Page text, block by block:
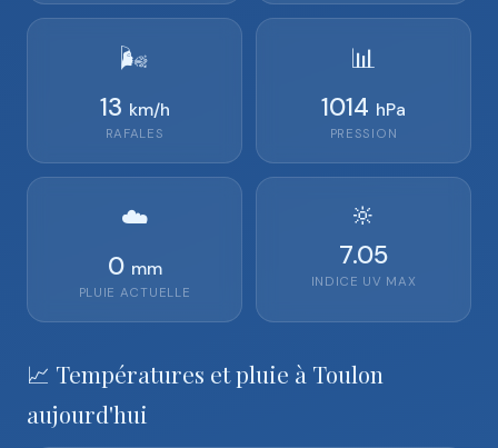
🌬️
13 km/h
RAFALES
📊
1014 hPa
PRESSION
☁️
0 mm
PLUIE ACTUELLE
🔆
7.05
INDICE UV MAX
📈 Températures et pluie à Toulon
aujourd'hui